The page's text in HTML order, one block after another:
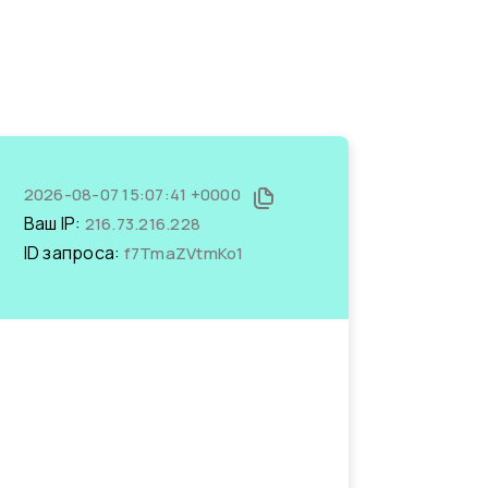
2026-08-07 15:07:41 +0000
Ваш IP: 216.73.216.228
ID запроса: f7TmaZVtmKo1